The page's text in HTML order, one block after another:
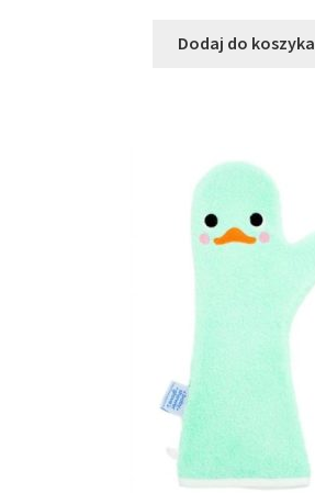
Dodaj do koszyka